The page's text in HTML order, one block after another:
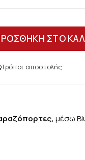
ΣΤΟ
Τρόποι αποστολής
μέσω